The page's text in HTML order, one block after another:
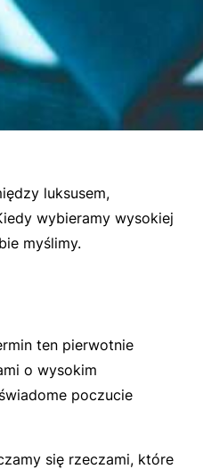
luksusem,
wybieramy wysokiej
myślimy.
ten pierwotnie
o wysokim
poczucie
się rzeczami, które